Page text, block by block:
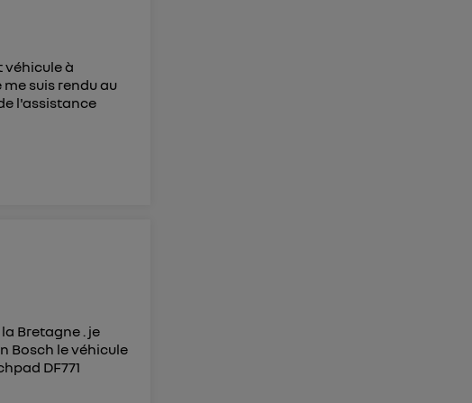
véhicule à
suis rendu au
l'assistance
Bretagne . je
Bosch le véhicule
DF771